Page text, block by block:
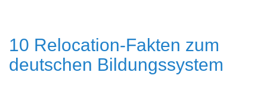
10 Relocation-Fakten zum
deutschen Bildungssystem